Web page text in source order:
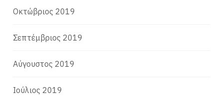
Οκτώβριος 2019
Σεπτέμβριος 2019
Αύγουστος 2019
Ιούλιος 2019